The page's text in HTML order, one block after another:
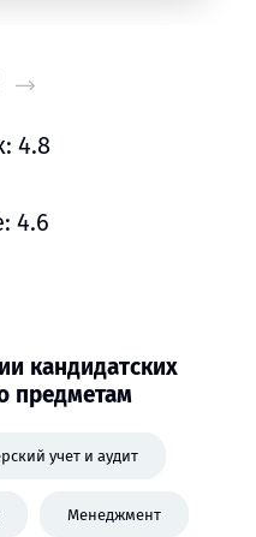
4.8
4.6
кандидатских
предметам
учет и аудит
Менеджмент